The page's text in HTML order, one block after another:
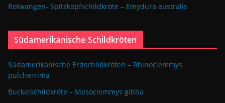
Rotwangen- Spitzkopfschildkröte – Emydura australis
Südamerikanische Schildkröten
Südamerikanische Erdschildkröten – Rhinoclemmys
pulcherrima
Buckelschildkröte – Mesoclemmys gibba